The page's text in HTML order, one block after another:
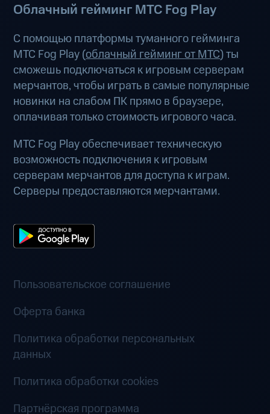
Облачный гейминг МТС Fog Play
С помощью платформы туманного гейминга
МТС Fog Play (облачный гейминг от МТС) ты
сможешь подключаться к игровым серверам
мерчантов, чтобы играть в самые популярные
новинки на слабом ПК прямо в браузере,
оплачивая только стоимость игрового часа.
МТС Fog Play обеспечивает техническую
возможность подключения к игровым
серверам мерчантов для доступа к играм.
Серверы предоставляются мерчантами.
Пользовательское соглашение
Оферта банка
Политика обработки персональных
данных
Политика обработки cookies
Партнёрская программа